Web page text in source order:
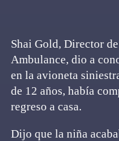
Shai Gold, Director
Ambulance, dio a
en la avioneta
de 12 años, había
regreso a casa.
Dijo que la niña